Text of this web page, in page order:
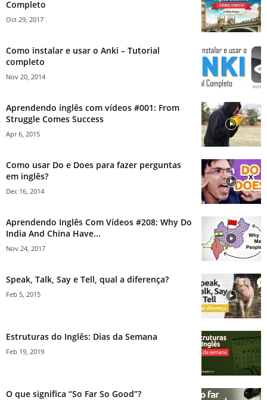
Completo
Oct 29, 2017
Como instalar e usar o Anki – Tutorial
completo
Nov 20, 2014
Aprendendo inglês com vídeos #001: From
Struggle Comes Success
Apr 6, 2015
Como usar Do e Does para fazer perguntas
em inglês?
Dec 16, 2014
Aprendendo Inglês Com Vídeos #208: Why Do
India And China Have...
Nov 24, 2017
Speak, Talk, Say e Tell, qual a diferença?
Feb 5, 2015
Estruturas do Inglês: Dias da Semana
Feb 19, 2019
O que significa “So Far So Good”?